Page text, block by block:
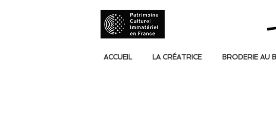
ACCUEIL LA CRÉATRICE BRODERIE AU